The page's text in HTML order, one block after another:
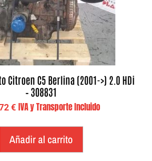
Citroen C5 Berlina (2001->) 2.0 HDi
– 308831
€ IVA y Transporte Incluido
Añadir al carrito